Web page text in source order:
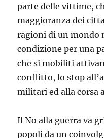
parte delle vittime,
maggioranza dei
ragioni di un mondo
condizione per una
che si mobiliti
conflitto, lo stop
militari ed alla corsa
Il No alla guerra va
popoli da un